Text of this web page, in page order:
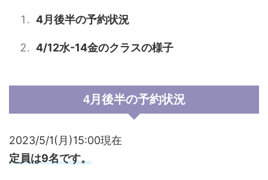
4月後半の予約状況
4/12水-14金のクラスの様子
4月後半の予約状況
2023/5/1(月)15:00現在
定員は9名です。